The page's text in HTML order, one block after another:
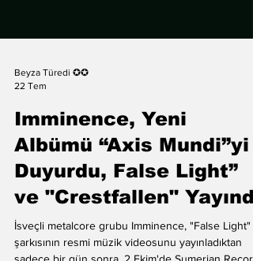
22 Tem
Imminence, Yeni
Albümü “Axis Mundi”yi
Duyurdu, False Light”
ve "Crestfallen"
İsveçli metalcore grubu Imminence, "False Light"